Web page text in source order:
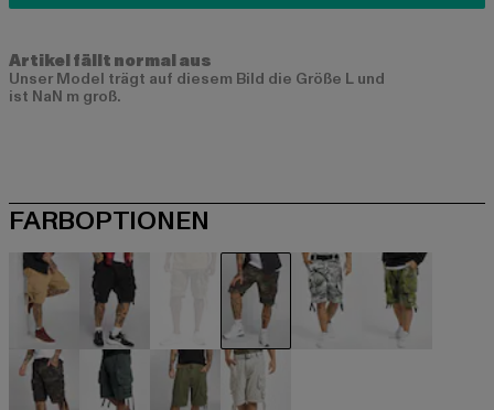
Artikel fällt normal aus
Unser Model trägt auf diesem Bild die Größe L und
ist NaN m groß.
FARBOPTIONEN
beige schwarzcamouflagecamouflage